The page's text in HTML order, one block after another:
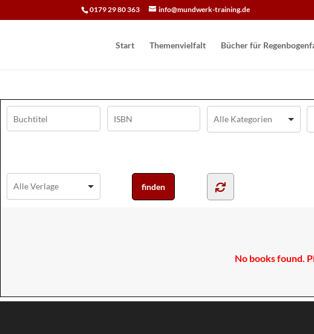
0179 29 80 363 info@mundwerk-training.de
Start Themenvielfalt Bücher für
No books found.